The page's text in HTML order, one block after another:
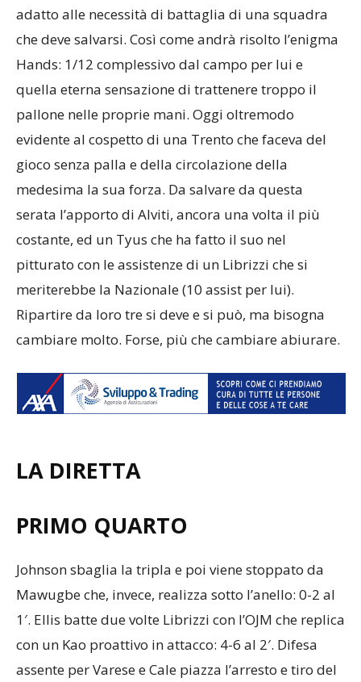
adatto alle necessità di battaglia di una squadra
che deve salvarsi. Così come andrà risolto l’enigma
Hands: 1/12 complessivo dal campo per lui e
quella eterna sensazione di trattenere troppo il
pallone nelle proprie mani. Oggi oltremodo
evidente al cospetto di una Trento che faceva del
gioco senza palla e della circolazione della
medesima la sua forza. Da salvare da questa
serata l’apporto di Alviti, ancora una volta il più
costante, ed un Tyus che ha fatto il suo nel
pitturato con le assistenze di un Librizzi che si
meriterebbe la Nazionale (10 assist per lui).
Ripartire da loro tre si deve e si può, ma bisogna
cambiare molto. Forse, più che cambiare abiurare.
LA DIRETTA
PRIMO QUARTO
Johnson sbaglia la tripla e poi viene stoppato da
Mawugbe che, invece, realizza sotto l’anello: 0-2 al
1′. Ellis batte due volte Librizzi con l’OJM che replica
con un Kao proattivo in attacco: 4-6 al 2′. Difesa
assente per Varese e Cale piazza l’arresto e tiro del